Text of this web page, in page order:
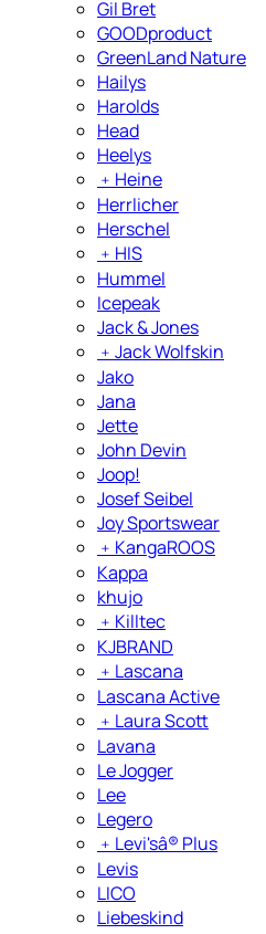
Gil Bret
GOODproduct
GreenLand Nature
Hailys
Harolds
Head
Heelys
﹢ Heine
Herrlicher
Herschel
﹢ HIS
Hummel
Icepeak
Jack & Jones
﹢ Jack Wolfskin
Jako
Jana
Jette
John Devin
Joop!
Josef Seibel
Joy Sportswear
﹢ KangaROOS
Kappa
khujo
﹢ Killtec
KJBRAND
﹢ Lascana
Lascana Active
﹢ Laura Scott
Lavana
Le Jogger
Lee
Legero
﹢ Levi'sâ® Plus
Levis
LICO
Liebeskind